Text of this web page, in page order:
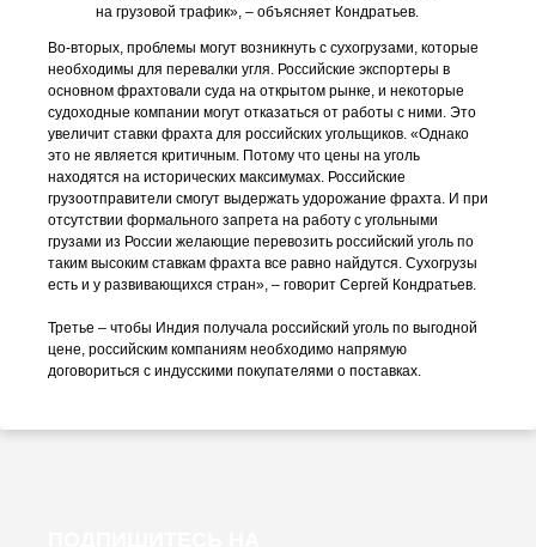
на грузовой трафик», – объясняет Кондратьев.
Во-вторых, проблемы могут возникнуть с сухогрузами, которые
необходимы для перевалки угля. Российские экспортеры в
основном фрахтовали суда на открытом рынке, и некоторые
судоходные компании могут отказаться от работы с ними. Это
увеличит ставки фрахта для российских угольщиков. «Однако
это не является критичным. Потому что цены на уголь
находятся на исторических максимумах. Российские
грузоотправители смогут выдержать удорожание фрахта. И при
отсутствии формального запрета на работу с угольными
грузами из России желающие перевозить российский уголь по
таким высоким ставкам фрахта все равно найдутся. Сухогрузы
есть и у развивающихся стран», – говорит Сергей Кондратьев.
Третье – чтобы Индия получала российский уголь по выгодной
цене, российским компаниям необходимо напрямую
договориться с индусскими покупателями о поставках.